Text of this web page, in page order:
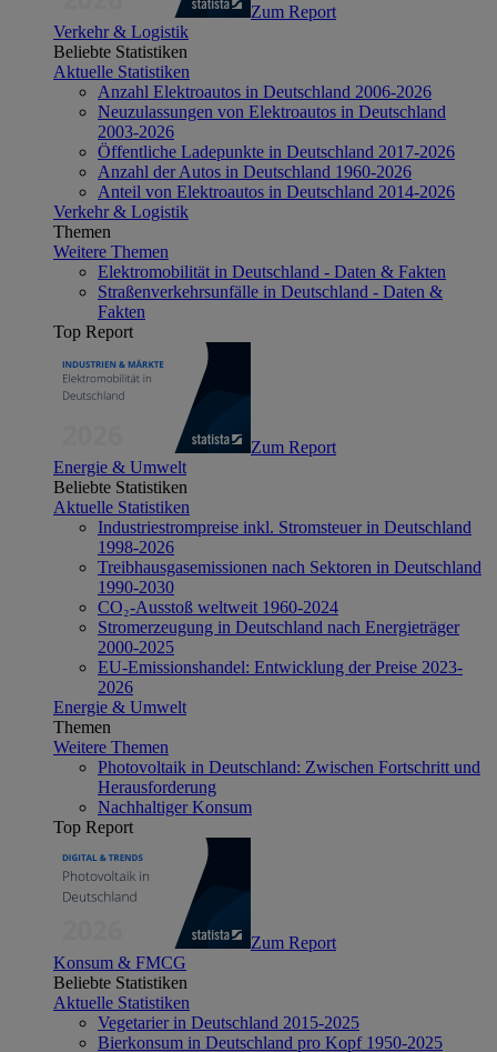
Zum Report
Verkehr & Logistik
Beliebte Statistiken
Aktuelle Statistiken
Anzahl Elektroautos in Deutschland 2006-2026
Neuzulassungen von Elektroautos in Deutschland
2003-2026
Öffentliche Ladepunkte in Deutschland 2017-2026
Anzahl der Autos in Deutschland 1960-2026
Anteil von Elektroautos in Deutschland 2014-2026
Verkehr & Logistik
Themen
Weitere Themen
Elektromobilität in Deutschland - Daten & Fakten
Straßenverkehrsunfälle in Deutschland - Daten &
Fakten
Top Report
Zum Report
Energie & Umwelt
Beliebte Statistiken
Aktuelle Statistiken
Industriestrompreise inkl. Stromsteuer in Deutschland
1998-2026
Treibhausgasemissionen nach Sektoren in Deutschland
1990-2030
CO₂-Ausstoß weltweit 1960-2024
Stromerzeugung in Deutschland nach Energieträger
2000-2025
EU-Emissionshandel: Entwicklung der Preise 2023-
2026
Energie & Umwelt
Themen
Weitere Themen
Photovoltaik in Deutschland: Zwischen Fortschritt und
Herausforderung
Nachhaltiger Konsum
Top Report
Zum Report
Konsum & FMCG
Beliebte Statistiken
Aktuelle Statistiken
Vegetarier in Deutschland 2015-2025
Bierkonsum in Deutschland pro Kopf 1950-2025